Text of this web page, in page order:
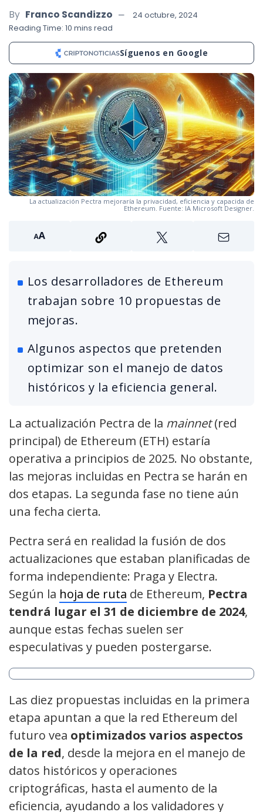
By Franco Scandizzo
24 octubre, 2024
Reading Time: 10 mins read
Síguenos en Google
La actualización Pectra mejoraría la privacidad, eficiencia y capacida de
Ethereum. Fuente: IA Microsoft Designer.
Los desarrolladores de Ethereum
trabajan sobre 10 propuestas de
mejoras.
Algunos aspectos que pretenden
optimizar son el manejo de datos
históricos y la eficiencia general.
La actualización Pectra de la mainnet(red
principal) de Ethereum (ETH) estaría
operativa a principios de 2025. No obstante,
las mejoras incluidas en Pectra se harán en
dos etapas. La segunda fase no tiene aún
una fecha cierta.
Pectra será en realidad la fusión de dos
actualizaciones que estaban planificadas de
forma independiente: Praga y Electra.
Según la hoja de ruta de Ethereum, Pectra
tendrá lugar el 31 de diciembre de 2024,
aunque estas fechas suelen ser
especulativas y pueden postergarse.
Las diez propuestas incluidas en la primera
etapa apuntan a que la red Ethereum del
futuro vea optimizados varios aspectos
de la red, desde la mejora en el manejo de
datos históricos y operaciones
criptográficas, hasta el aumento de la
eficiencia, ayudando a los validadores y